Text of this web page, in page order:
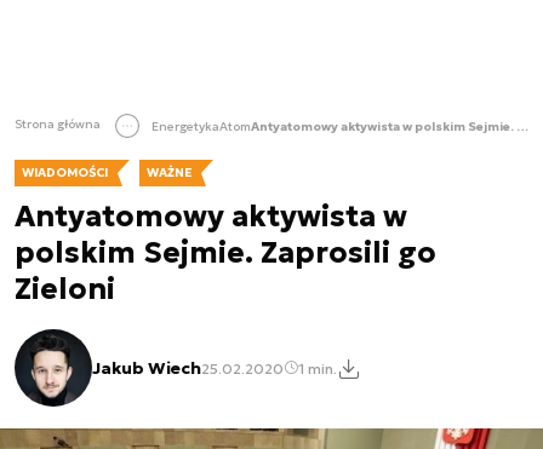
Strona główna EnergetykaAtom Antyatomowy aktywista w polskim Sejmie. Zaprosili go Zieloni
WIADOMOŚCI WAŻNE
Antyatomowy aktywista w
polskim Sejmie. Zaprosili go
Zieloni
Jakub Wiech25.02.2020 1 min.